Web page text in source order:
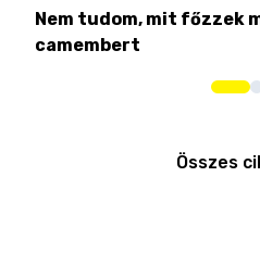
Nem tudom, mit főzzek
camembert
Összes